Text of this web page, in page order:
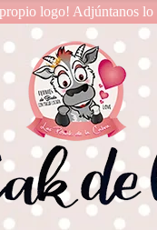
logo! Adjúntanos